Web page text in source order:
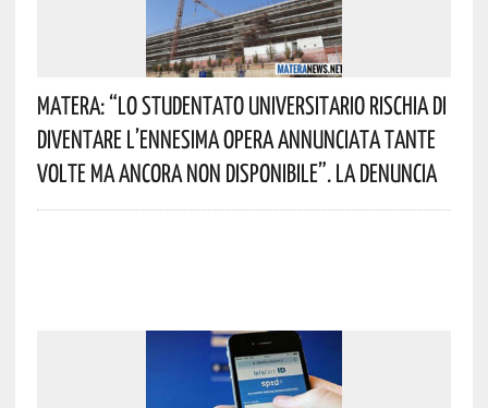
Matera: “Lo Studentato Universitario Rischia Di
Diventare L’ennesima Opera Annunciata Tante
Volte Ma Ancora Non Disponibile”. La Denuncia